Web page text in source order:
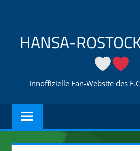
springenHANSA-
Innoffizielle Fan-Website des